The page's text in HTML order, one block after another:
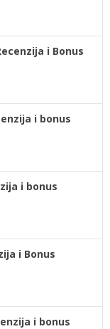
i Bonus
i bonus
i bonus
i Bonus
i bonus